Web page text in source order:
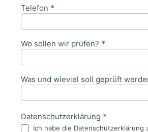
Telefon *
Wo sollen wir prüfen? *
Was und wieviel soll geprüft
Datenschutzerklärung *
Ich habe die Datenschutzerklärung